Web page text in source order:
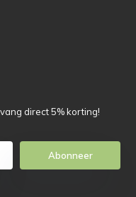
direct 5% korting!
Abonneer